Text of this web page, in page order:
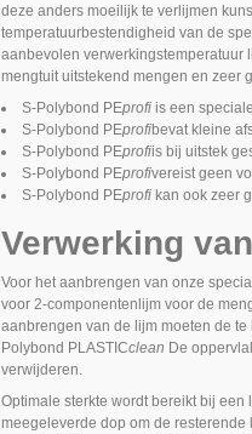
deze anders moeilijk te verlijmen
temperatuurbestendigheid van de
aanbevolen verwerkingstemperatuur
mengtuit uitstekend mengen en zeer
S-Polybond PEprofi is een
S-Polybond PEprofibevat kleine
S-Polybond PEprofiis bij uitstek
S-Polybond PEprofivereist geen
S-Polybond PEprofi kan ook zeer
Verwerking
Voor het aanbrengen van onze
voor 2-componentenlijm voor de
aanbrengen van de lijm moeten de
Polybond PLASTICclean De
verwijderen.
Optimale sterkte wordt bereikt bij
meegeleverde dop om de